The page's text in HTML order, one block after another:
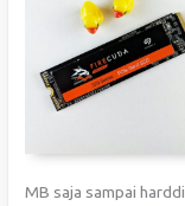
MB saja sampai